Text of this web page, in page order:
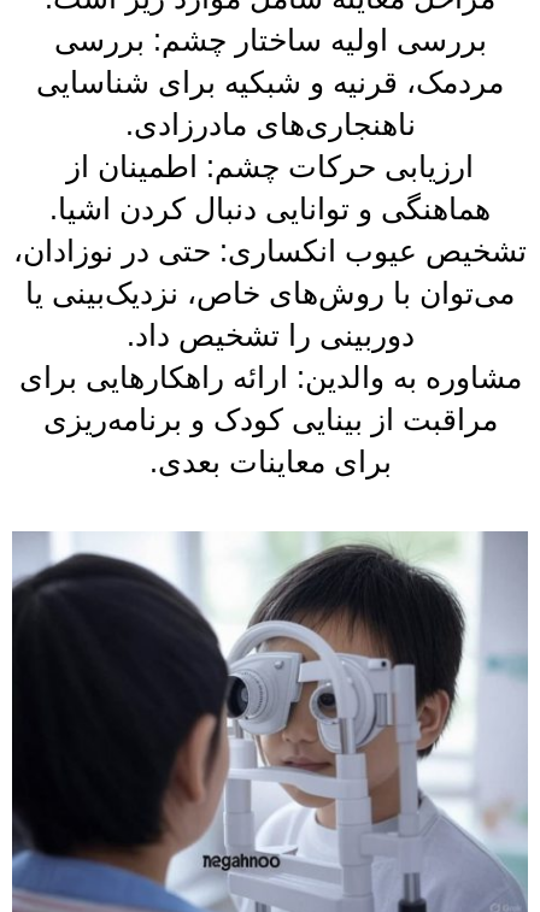
بررسی اولیه ساختار چشم: بررسی
مردمک، قرنیه و شبکیه برای شناسایی
ناهنجاری‌های مادرزادی.
ارزیابی حرکات چشم: اطمینان از
هماهنگی و توانایی دنبال کردن اشیا.
تشخیص عیوب انکساری: حتی در نوزادان،
می‌توان با روش‌های خاص، نزدیک‌بینی یا
دوربینی را تشخیص داد.
مشاوره به والدین: ارائه راهکارهایی برای
مراقبت از بینایی کودک و برنامه‌ریزی
برای معاینات بعدی.